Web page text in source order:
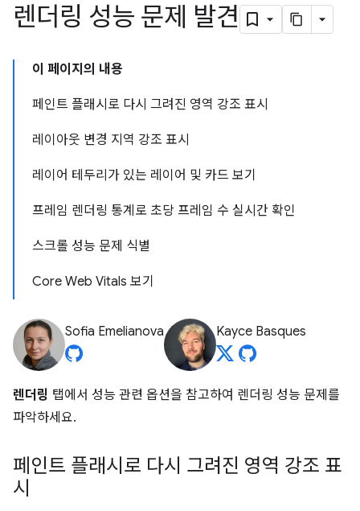
렌더링 성능 문제 발견
이 페이지의 내용
페인트 플래시로 다시 그려진 영역 강조 표시
레이아웃 변경 지역 강조 표시
레이어 테두리가 있는 레이어 및 카드 보기
프레임 렌더링 통계로 초당 프레임 수 실시간 확인
스크롤 성능 문제 식별
Core Web Vitals 보기
Sofia Emelianova Kayce Basques
렌더링 탭에서 성능 관련 옵션을 참고하여 렌더링 성능 문제를
파악하세요.
페인트 플래시로 다시 그려진 영역 강조 표
시